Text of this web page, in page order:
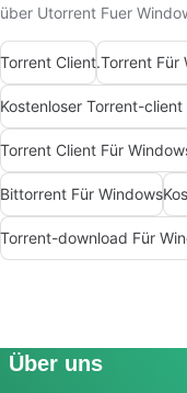
über Utorrent Fuer
Torrent Client.Torrent Für
Kostenloser Torrent-
Torrent Client Für
Bittorrent Für Windows
Torrent-download Für
Über uns